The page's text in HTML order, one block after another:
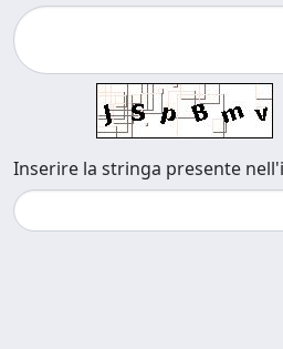
Inserire la stringa presente